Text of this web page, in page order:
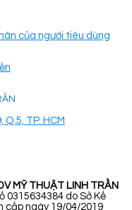
của người tiêu dùng
Q.5, TP. HCM
MỸ THUẬT LINH TRẦN
0315634384 do Sở Kế
cấp ngày 19/04/2019